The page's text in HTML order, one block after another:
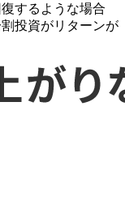
するような場合
投資がリターンが